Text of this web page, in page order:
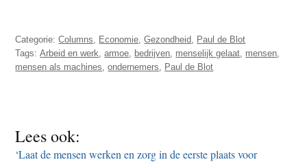
Categorie:Columns Economie ,Gezondheid Paul de Blot
Tags:Arbeid en werk ,armoe bedrijven menselijk gelaat mensen
mensen als machines ,ondernemers Paul de Blot
Lees ook:
‘Laat de mensen werken en zorg in de eerste plaats voor